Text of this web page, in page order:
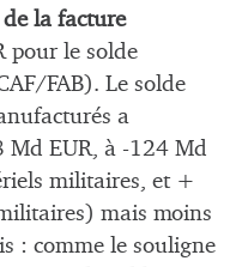
de la facture
le solde
FAB). Le solde
a
Md EUR, à -124 Md
militaires, et +
mais moins
: comme le souligne